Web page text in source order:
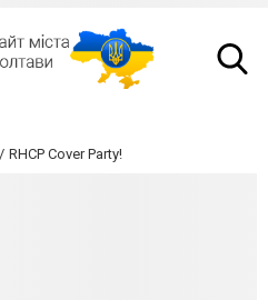
RHCP Cover Party!